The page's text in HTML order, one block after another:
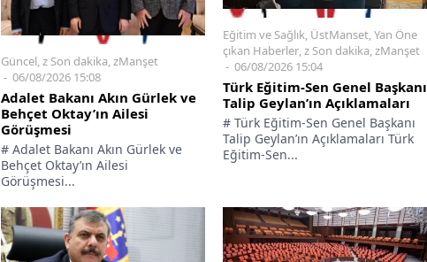
Güncel z Son dakika zManşet
06/08/2026 15:08
Adalet Bakanı Akın Gürlek ve
Behçet Oktay’ın Ailesi
Görüşmesi
# Adalet Bakanı Akın Gürlek ve
Behçet Oktay’ın Ailesi
Görüşmesi...
Eğitim ve Sağlık, ÜstManset,Yan Öne
çıkan Haberler,z Son dakika,zManşet
06/08/2026 15:04
Türk Eğitim-Sen Genel Başkanı
Talip Geylan’ın Açıklamaları
# Türk Eğitim-Sen Genel Başkanı
Talip Geylan’ın Açıklamaları Türk
Eğitim-Sen...